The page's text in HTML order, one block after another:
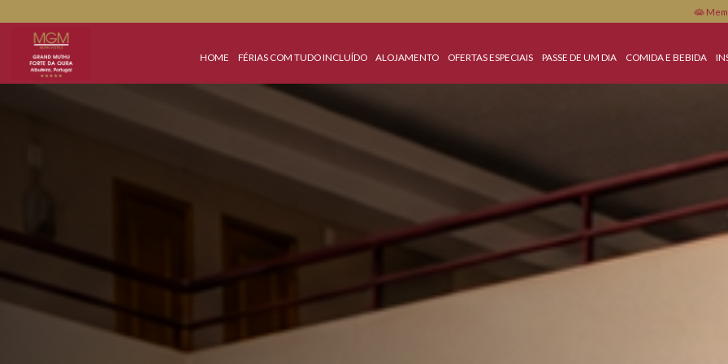
HOME FÉRIAS COM TUDO INCLUÍDO ALOJAMENTO OFERTAS ESPECIAIS PASSE DE UM DIA